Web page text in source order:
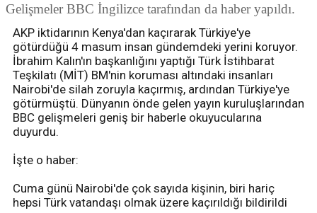
Gelişmeler BBC İngilizce tarafından da haber yapıldı.
AKP iktidarının Kenya'dan kaçırarak Türkiye'ye
götürdüğü 4 masum insan gündemdeki yerini koruyor.
İbrahim Kalın'ın başkanlığını yaptığı Türk İstihbarat
Teşkilatı (MİT) BM'nin koruması altındaki insanları
Nairobi'de silah zoruyla kaçırmış, ardından Türkiye'ye
götürmüştü. Dünyanın önde gelen yayın kuruluşlarından
BBC gelişmeleri geniş bir haberle okuyucularına
duyurdu.
İşte o haber:
Cuma günü Nairobi'de çok sayıda kişinin, biri hariç
hepsi Türk vatandaşı olmak üzere kaçırıldığı bildirildi